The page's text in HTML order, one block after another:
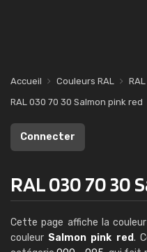
Accueil Couleurs RAL
RAL 030 70 30 Salmon pink red
Connecter
RAL 030 70 30
Cette page affiche la couleur
couleur Salmon pink red.